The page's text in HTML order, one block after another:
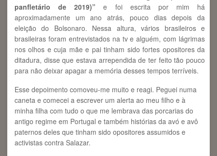
panfletário de 2019)” e foi escrita por mim há
aproximadamente um ano atrás, pouco dias depois da
eleição do Bolsonaro. Nessa altura, vários brasileiros e
brasileiras foram entrevistados na tv e alguém, com lágrimas
nos olhos e cuja mãe e pai tinham sido fortes opositores da
ditadura, disse que estava arrependida de ter feito tão pouco
para não deixar apagar a memória desses tempos terríveis.
Esse depoimento comoveu-me muito e reagi. Peguei numa
caneta e comecei a escrever um alerta ao meu filho e à
minha filha com tudo o que me lembrava das porcarias do
antigo regime em Portugal e também histórias da avó e avô
paternos deles que tinham sido opositores assumidos e
activistas contra Salazar.